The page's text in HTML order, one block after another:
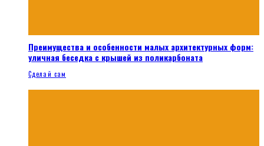
Преимущества и особенности малых архитектурных форм:
уличная беседка с крышей из поликарбоната
Сделай сам